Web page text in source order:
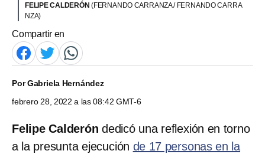
FELIPE CALDERÓN (FERNANDO CARRANZA / FERNANDO CARRA
NZA)
Compartir en
PorGabriela Hernández
febrero 28, 2022 a las 08:42 GMT-6
Felipe Calderón dedicó una reflexión en torno
a la presunta ejecución de 17 personas en la